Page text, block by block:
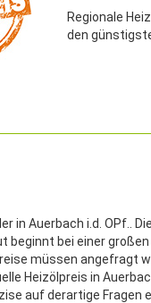
Regionale
den
in Auerbach i.d. OPf..
beginnt bei einer
müssen angefragt
Heizölpreis in
auf derartige Fragen